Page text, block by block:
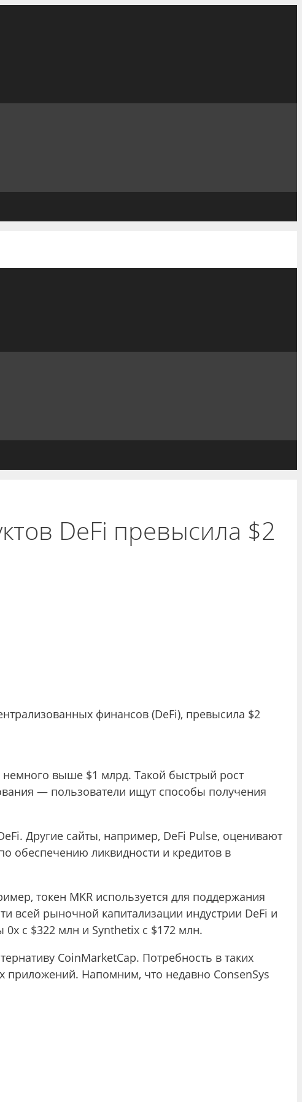
DeFi превысила $2
финансов (DeFi), превысила $2
выше $1 млрд. Такой быстрый рост
— пользователи ищут способы получения
Другие сайты, например, DeFi Pulse, оценивают
обеспечению ликвидности и кредитов в
токен MKR используется для поддержания
всей рыночной капитализации индустрии DeFi и
с $322 млн и Synthetix с $172 млн.
CoinMarketCap. Потребность в таких
приложений. Напомним, что недавно ConsenSys